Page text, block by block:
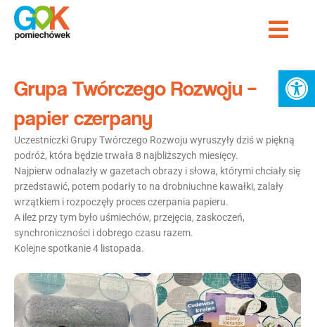
Przejdź
treści
Grupa Twórczego Rozwoju –
papier czerpany
Uczestniczki Grupy Twórczego Rozwoju wyruszyły dziś w piękną
podróż, która będzie trwała 8 najbliższych miesięcy.
Najpierw odnalazły w gazetach obrazy i słowa, którymi chciały się
przedstawić, potem podarły to na drobniuchne kawałki, zalały
wrzątkiem i rozpoczęły proces czerpania papieru.
A ileż przy tym było uśmiechów, przejęcia, zaskoczeń,
synchroniczności i dobrego czasu razem.
Kolejne spotkanie 4 listopada.